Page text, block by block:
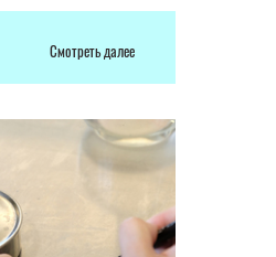
Смотреть далее